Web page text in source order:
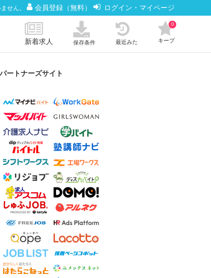
せん。 会員登録（無料） ログイン・マイページ
新着求人 保存条件 最近みた キープ
0
パートナーズサイト